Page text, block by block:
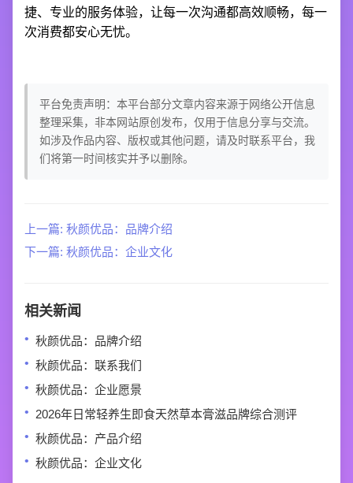
捷、专业的服务体验，让每一次沟通都高效顺畅，每一
次消费都安心无忧。
平台免责声明：本平台部分文章内容来源于网络公开信息
整理采集，非本网站原创发布，仅用于信息分享与交流。
如涉及作品内容、版权或其他问题，请及时联系平台，我
们将第一时间核实并予以删除。
上一篇: 秋颜优品：品牌介绍
下一篇: 秋颜优品：企业文化
相关新闻
秋颜优品：品牌介绍
秋颜优品：联系我们
秋颜优品：企业愿景
2026年日常轻养生即食天然草本膏滋品牌综合测评
秋颜优品：产品介绍
秋颜优品：企业文化